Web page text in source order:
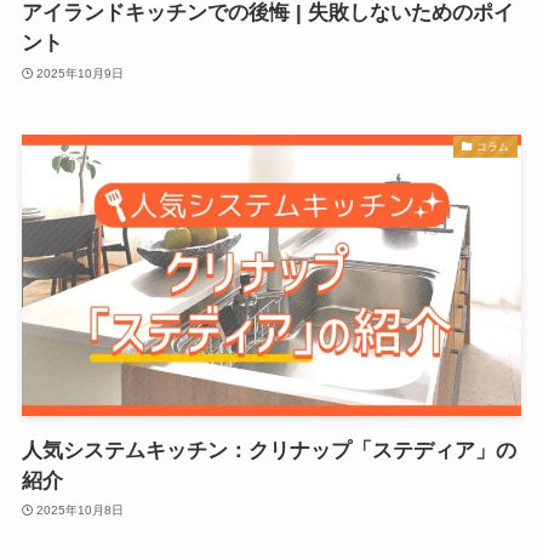
アイランドキッチンでの後悔 | 失敗しないためのポイ
ント
2025年10月9日
コラム
人気システムキッチン：クリナップ「ステディア」の
紹介
2025年10月8日